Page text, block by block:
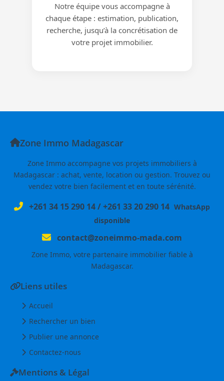
Notre équipe vous accompagne à
chaque étape : estimation, publication,
recherche, jusqu’à la concrétisation de
votre projet immobilier.
Zone Immo Madagascar
Zone Immo accompagne vos projets immobiliers à
Madagascar : achat, vente, location ou gestion. Trouvez ou
vendez votre bien facilement et en toute sérénité.
+261 34 15 290 14/+261 33 20 290 14 WhatsApp
disponible
contact@zoneimmo-mada.com
Zone Immo, votre partenaire immobilier fiable à
Madagascar.
Liens utiles
Accueil
Rechercher un bien
Publier une annonce
Contactez-nous
Mentions & Légal